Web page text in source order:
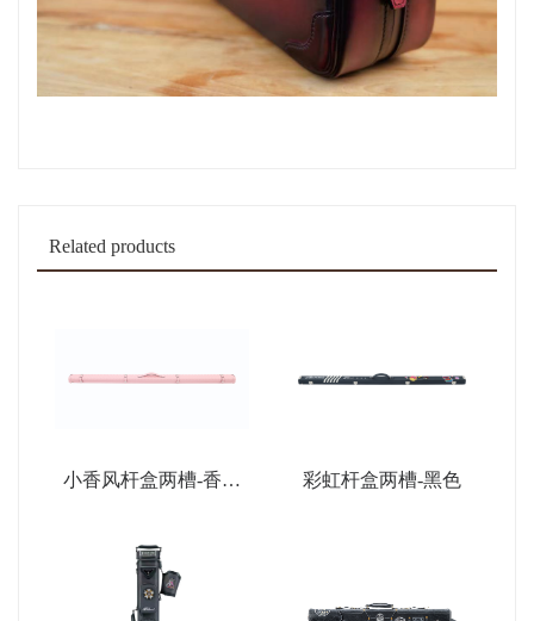
Related products
小香风杆盒两槽-香薰
彩虹杆盒两槽-黑色